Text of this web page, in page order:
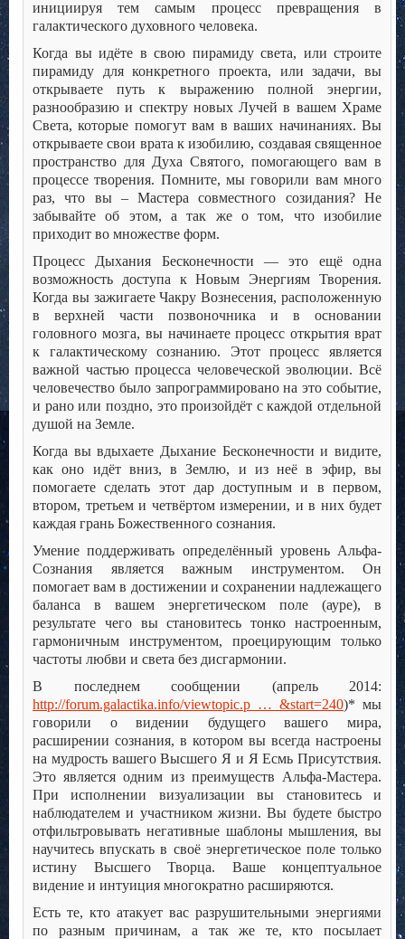
инициируя тем самым процесс превращения в
галактического духовного человека.
Когда вы идёте в свою пирамиду света, или строите
пирамиду для конкретного проекта, или задачи, вы
открываете путь к выражению полной энергии,
разнообразию и спектру новых Лучей в вашем Храме
Света, которые помогут вам в ваших начинаниях. Вы
открываете свои врата к изобилию, создавая священное
пространство для Духа Святого, помогающего вам в
процессе творения. Помните, мы говорили вам много
раз, что вы – Мастера совместного созидания? Не
забывайте об этом, а так же о том, что изобилие
приходит во множестве форм.
Процесс Дыхания Бесконечности — это ещё одна
возможность доступа к Новым Энергиям Творения.
Когда вы зажигаете Чакру Вознесения, расположенную
в верхней части позвоночника и в основании
головного мозга, вы начинаете процесс открытия врат
к галактическому сознанию. Этот процесс является
важной частью процесса человеческой эволюции. Всё
человечество было запрограммировано на это событие,
и рано или поздно, это произойдёт с каждой отдельной
душой на Земле.
Когда вы вдыхаете Дыхание Бесконечности и видите,
как оно идёт вниз, в Землю, и из неё в эфир, вы
помогаете сделать этот дар доступным и в первом,
втором, третьем и четвёртом измерении, и в них будет
каждая грань Божественного сознания.
Умение поддерживать определённый уровень Альфа-
Сознания является важным инструментом. Он
помогает вам в достижении и сохранении надлежащего
баланса в вашем энергетическом поле (ауре), в
результате чего вы становитесь тонко настроенным,
гармоничным инструментом, проецирующим только
частоты любви и света без дисгармонии.
В последнем сообщении (апрель 2014:
http://forum.galactika.info/viewtopic.p … &start=240)* мы
говорили о видении будущего вашего мира,
расширении сознания, в котором вы всегда настроены
на мудрость вашего Высшего Я и Я Есмь Присутствия.
Это является одним из преимуществ Альфа-Мастера.
При исполнении визуализации вы становитесь и
наблюдателем и участником жизни. Вы будете быстро
отфильтровывать негативные шаблоны мышления, вы
научитесь впускать в своё энергетическое поле только
истину Высшего Творца. Ваше концептуальное
видение и интуиция многократно расширяются.
Есть те, кто атакует вас разрушительными энергиями
по разным причинам, а так же те, кто посылает